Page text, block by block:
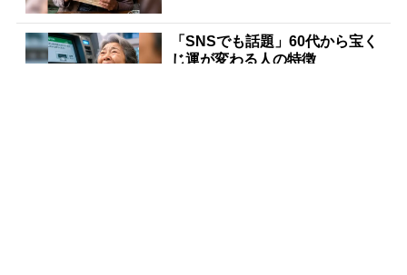
「SNSでも話題」60代から宝く
じ運が変わる人の特徴